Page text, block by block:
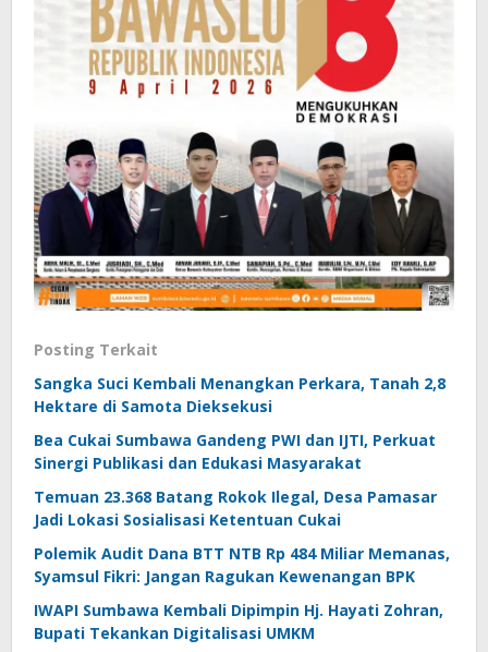
Posting Terkait
Sangka Suci Kembali Menangkan Perkara, Tanah 2,8
Hektare di Samota Dieksekusi
Bea Cukai Sumbawa Gandeng PWI dan IJTI, Perkuat
Sinergi Publikasi dan Edukasi Masyarakat
Temuan 23.368 Batang Rokok Ilegal, Desa Pamasar
Jadi Lokasi Sosialisasi Ketentuan Cukai
Polemik Audit Dana BTT NTB Rp 484 Miliar Memanas,
Syamsul Fikri: Jangan Ragukan Kewenangan BPK
IWAPI Sumbawa Kembali Dipimpin Hj. Hayati Zohran,
Bupati Tekankan Digitalisasi UMKM